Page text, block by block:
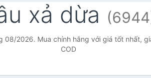
xả dừa
08/2026. Mua chính hãng với giá tốt nhất,
COD